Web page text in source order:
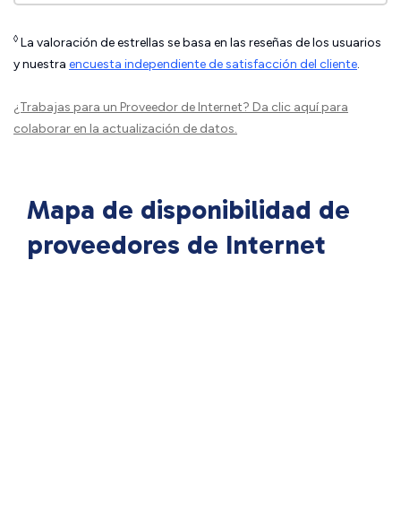
◊ La valoración de estrellas se basa en las reseñas de los usuarios
y nuestra encuesta independiente de satisfacción del cliente.
¿Trabajas para un Proveedor de Internet? Da clic aquípara
colaborar en la actualización de datos.
Mapa de disponibilidad de
proveedores de Internet